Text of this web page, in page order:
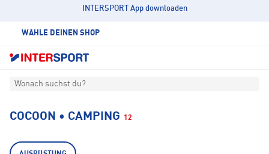
INTERSPORT App downloaden
WÄHLE DEINEN SHOP
Wonach suchst du?
COCOON • CAMPING 12